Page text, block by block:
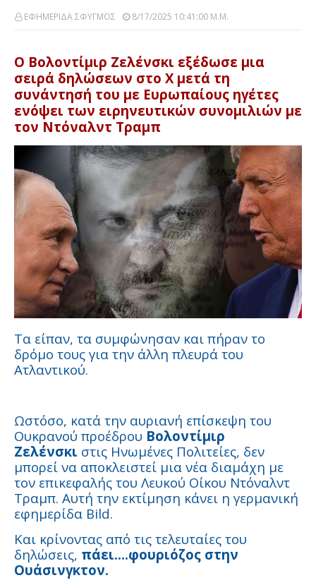
ΕΦΗΜΕΡΙΔΑ ΣΦΥΓΜΟΣ 8/17/2025 10:41:00 Μ.μ.
Ο Βολοντίμιρ Ζελένσκι εξέδωσε μια
σειρά δηλώσεων στο X μετά τη
συνάντησή του με Ευρωπαίους ηγέτες
ενόψει των ειρηνευτικών συνομιλιών με
τον Ντόναλντ Τραμπ
Τα είπαν, τα συμφώνησαν και πήραν το
δρόμο τους για την άλλη πλευρά του
Ατλαντικού.
Ωστόσο, κατά την αυριανή επίσκεψη του
Ουκρανού προέδρου Βολοντίμιρ
Ζελένσκι στις Ηνωμένες Πολιτείες, δεν
μπορεί να αποκλειστεί μια νέα διαμάχη με
τον επικεφαλής του Λευκού Οίκου Ντόναλντ
Τραμπ. Αυτή την εκτίμηση κάνει η γερμανική
εφημερίδα Bild.
Και κρίνοντας από τις τελευταίες του
δηλώσεις, πάει....φουριόζος στην
Ουάσινγκτον.